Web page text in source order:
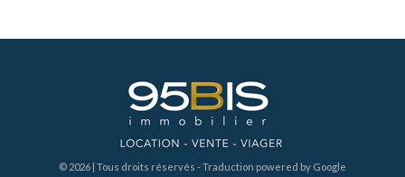
© 2026 | Tous droits réservés - Traduction powered by Google